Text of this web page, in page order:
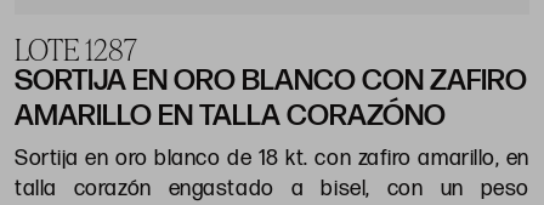
LOTE 1287
SORTIJA EN ORO BLANCO CON ZAFIRO
AMARILLO EN TALLA CORAZÓNO
Sortija en oro blanco de 18 kt. con zafiro amarillo, en
talla corazón engastado a bisel, con un peso